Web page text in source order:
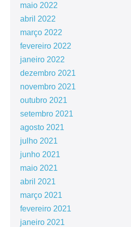
maio 2022
abril 2022
março 2022
fevereiro 2022
janeiro 2022
dezembro 2021
novembro 2021
outubro 2021
setembro 2021
agosto 2021
julho 2021
junho 2021
maio 2021
abril 2021
março 2021
fevereiro 2021
janeiro 2021